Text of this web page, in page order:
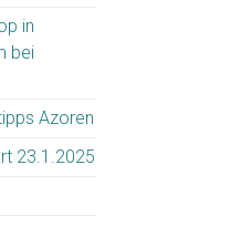
in
bei
Azoren
23.1.2025